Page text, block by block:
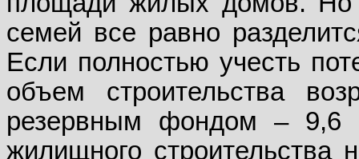
семей все равно
Если полностью учесть
объем строительства
резервным фондом – 9,6
жилищного строительства